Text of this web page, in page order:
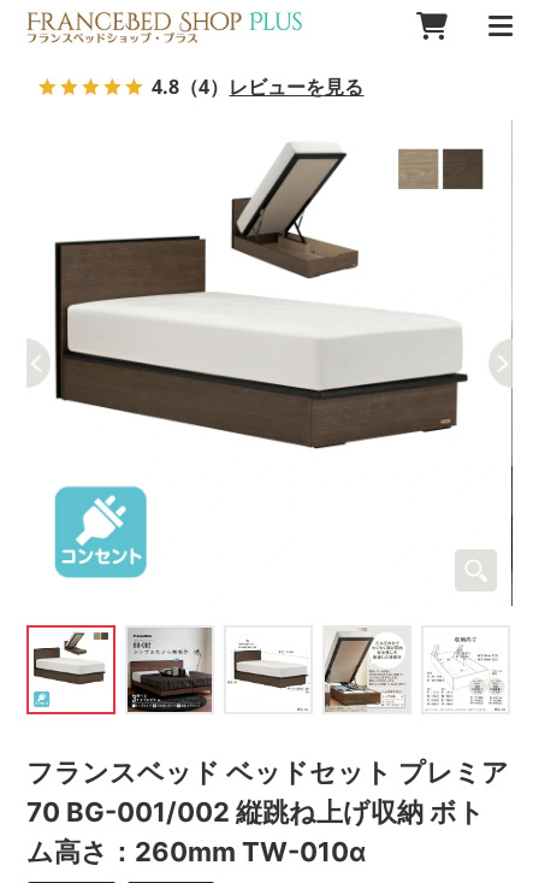
フランスベッド ベッドセット プレミア
70 BG-001/002 縦跳ね上げ収納 ボト
ム高さ：260mm TW-010α
4.8 （4） レビューを見る